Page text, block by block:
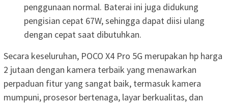
penggunaan normal. Baterai ini juga didukung
pengisian cepat 67W, sehingga dapat diisi ulang
dengan cepat saat dibutuhkan.
Secara keseluruhan, POCO X4 Pro 5G merupakan hp harga
2 jutaan dengan kamera terbaik yang menawarkan
perpaduan fitur yang sangat baik, termasuk kamera
mumpuni, prosesor bertenaga, layar berkualitas, dan